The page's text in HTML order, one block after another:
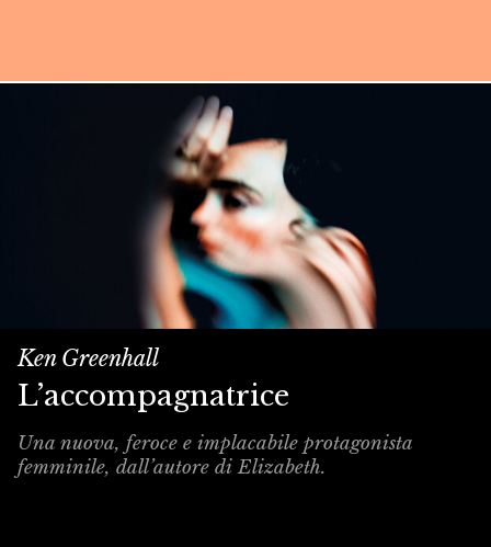
Ken Greenhall
L’accompagnatrice
Una nuova, feroce e implacabile protagonista
femminile, dall’autore di Elizabeth.